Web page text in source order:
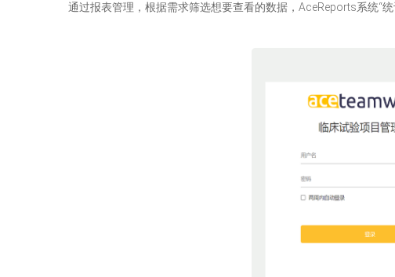
通过报表管理，根据需求筛选想要查看的数据，AceReports系统“